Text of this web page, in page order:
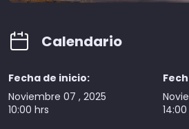
Calendario
Fecha de inicio:
Noviembre 07 , 2025
10:00 hrs